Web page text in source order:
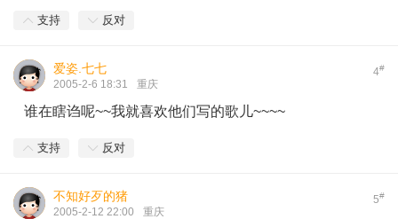
支持 反对
4#
爱姿.七七
2005-2-6 18:31 重庆
谁在瞎诌呢~~我就喜欢他们写的歌儿~~~~
支持 反对
5#
不知好歹的猪
2005-2-12 22:00 重庆